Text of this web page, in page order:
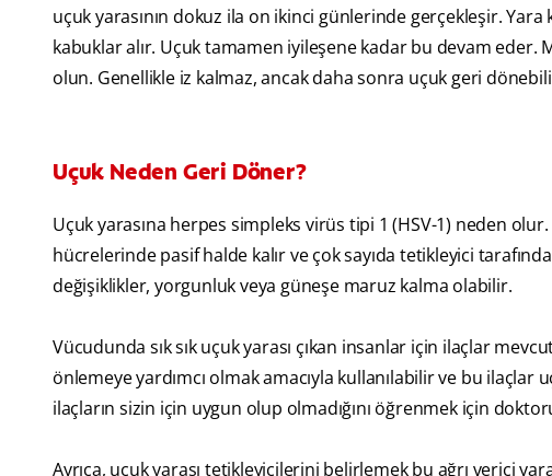
uçuk yarasının dokuz ila on ikinci günlerinde gerçekleşir.
kabuklar alır. Uçuk tamamen iyileşene kadar bu devam eder.
olun. Genellikle iz kalmaz, ancak daha sonra uçuk geri
Uçuk Neden Geri Döner?
Uçuk yarasına herpes simpleks virüs tipi 1 (HSV-1) neden
hücrelerinde pasif halde kalır ve çok sayıda tetikleyici
değişiklikler, yorgunluk veya güneşe maruz kalma olabilir.
Vücudunda sık sık uçuk yarası çıkan insanlar için ilaçlar
önlemeye yardımcı olmak amacıyla kullanılabilir ve bu ilaçlar
ilaçların sizin için uygun olup olmadığını öğrenmek için
Ayrıca, uçuk yarası tetikleyicilerini belirlemek bu ağrı verici